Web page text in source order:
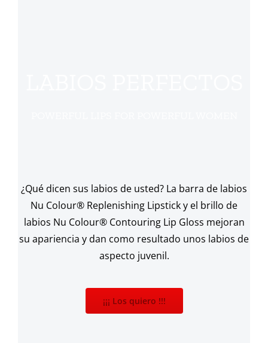
¿Qué dicen sus labios de usted? La barra de labios
Nu Colour® Replenishing Lipstick y el brillo de
labios Nu Colour® Contouring Lip Gloss mejoran
su apariencia y dan como resultado unos labios de
aspecto juvenil.
¡¡¡ Los quiero !!!